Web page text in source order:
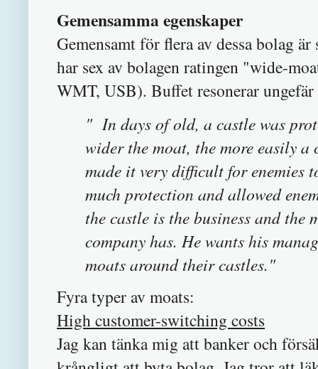
Gemensamma egenskaper
Gemensamt för flera av dessa bolag
har sex av bolagen ratingen "wide-
WMT, USB). Buffet resonerar ungefär
" In days of old, a castle was
wider the moat, the more easily a
made it very difficult for enemies
much protection and allowed
the castle is the business and the
company has. He wants his
moats around their castles."
Fyra typer av moats:
High customer-switching costs
Jag kan tänka mig att banker och